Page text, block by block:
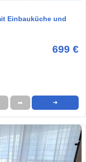
Einbauküche und
699 €
➦ ➜